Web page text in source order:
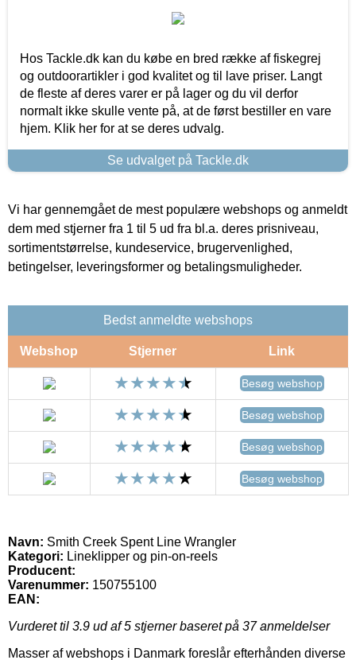
Hos Tackle.dk kan du købe en bred række af fiskegrej
og outdoorartikler i god kvalitet og til lave priser. Langt
de fleste af deres varer er på lager og du vil derfor
normalt ikke skulle vente på, at de først bestiller en vare
hjem. Klik her for at se deres udvalg.
Se udvalget på Tackle.dk
Vi har gennemgået de mest populære webshops og anmeldt
dem med stjerner fra 1 til 5 ud fra bl.a. deres prisniveau,
sortimentstørrelse, kundeservice, brugervenlighed,
betingelser, leveringsformer og betalingsmuligheder.
Bedst anmeldte webshops
Webshop Stjerner Link
Besøg webshop
Besøg webshop
Besøg webshop
Besøg webshop
Navn: Smith Creek Spent Line Wrangler
Kategori: Lineklipper og pin-on-reels
Producent:
Varenummer: 150755100
EAN:
Vurderet til 3.9 ud af 5 stjerner baseret på 37anmeldelser
Masser af webshops i Danmark foreslår efterhånden diverse